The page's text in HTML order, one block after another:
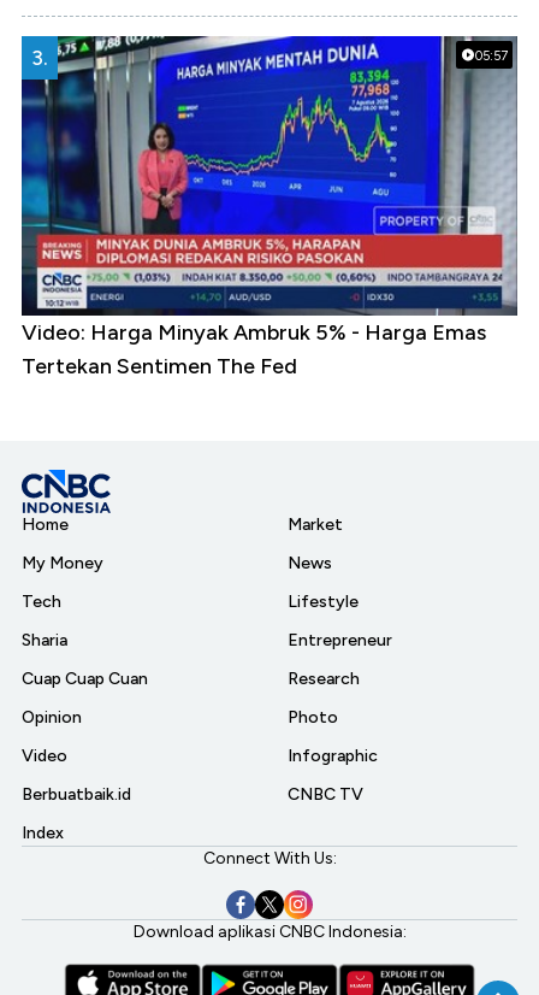
05:57
3.
Video: Harga Minyak Ambruk 5% - Harga Emas
Tertekan Sentimen The Fed
Home
My Money
Tech
Sharia
Cuap Cuap Cuan
Opinion
Video
Berbuatbaik.id
Index
Market
News
Lifestyle
Entrepreneur
Research
Photo
Infographic
CNBC TV
Connect With Us:
Download aplikasi CNBC Indonesia: